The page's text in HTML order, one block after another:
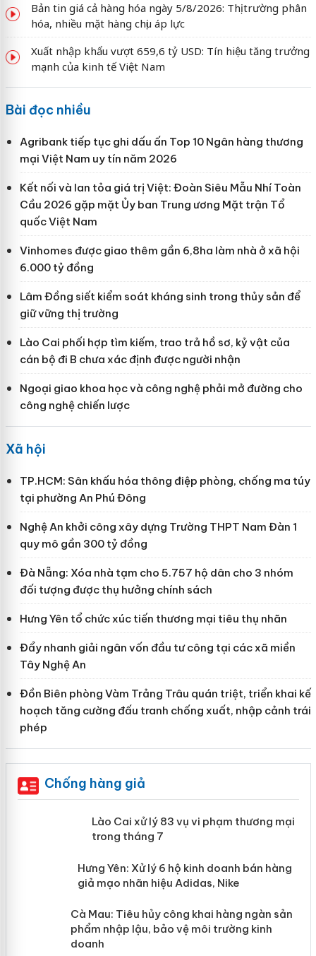
Bản tin giá cả hàng hóa ngày 5/8/2026: Thị trường phân
hóa, nhiều mặt hàng chịu áp lực
Xuất nhập khẩu vượt 659,6 tỷ USD: Tín hiệu tăng trưởng
mạnh của kinh tế Việt Nam
Bài đọc nhiều
Agribank tiếp tục ghi dấu ấn Top 10 Ngân hàng thương
mại Việt Nam uy tín năm 2026
Kết nối và lan tỏa giá trị Việt: Đoàn Siêu Mẫu Nhí Toàn
Cầu 2026 gặp mặt Ủy ban Trung ương Mặt trận Tổ
quốc Việt Nam
Vinhomes được giao thêm gần 6,8ha làm nhà ở xã hội
6.000 tỷ đồng
Lâm Đồng siết kiểm soát kháng sinh trong thủy sản để
giữ vững thị trường
Lào Cai phối hợp tìm kiếm, trao trả hồ sơ, kỷ vật của
cán bộ đi B chưa xác định được người nhận
Ngoại giao khoa học và công nghệ phải mở đường cho
công nghệ chiến lược
Xã hội
TP.HCM: Sân khấu hóa thông điệp phòng, chống ma túy
tại phường An Phú Đông
Nghệ An khởi công xây dựng Trường THPT Nam Đàn 1
quy mô gần 300 tỷ đồng
Đà Nẵng: Xóa nhà tạm cho 5.757 hộ dân cho 3 nhóm
đối tượng được thụ hưởng chính sách
Hưng Yên tổ chức xúc tiến thương mại tiêu thụ nhãn
Đẩy nhanh giải ngân vốn đầu tư công tại các xã miền
Tây Nghệ An
Đồn Biên phòng Vàm Trảng Trâu quán triệt, triển khai kế
hoạch tăng cường đấu tranh chống xuất, nhập cảnh trái
phép
Chống hàng giả
Lào Cai xử lý 83 vụ vi phạm thương
mại trong tháng 7
Hưng Yên: Xử lý 6 hộ kinh doanh bán
hàng giả mạo nhãn hiệu Adidas, Nike